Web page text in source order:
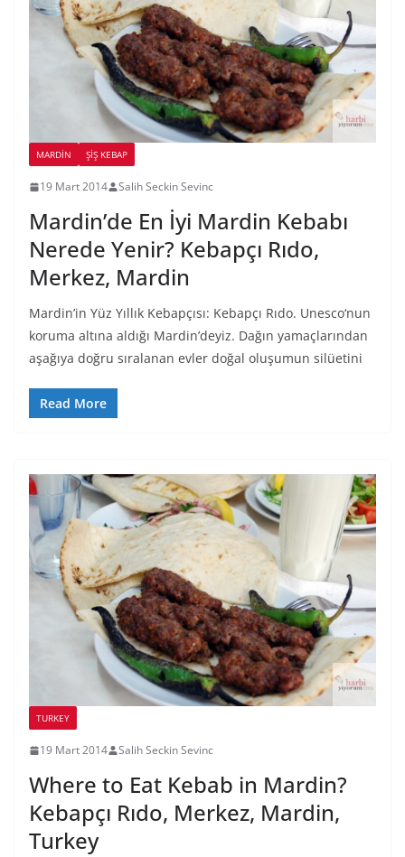
MARDIN ŞIŞ KEBAP
19 Mart 2014 Salih Seckin Sevinc
Mardin’de En İyi Mardin Kebabı
Nerede Yenir? Kebapçı Rıdo,
Merkez, Mardin
Mardin’in Yüz Yıllık Kebapçısı: Kebapçı Rıdo. Unesco‘nun
koruma altına aldığı Mardin’deyiz. Dağın yamaçlarından
aşağıya doğru sıralanan evler doğal oluşumun silüetini
Read More
TURKEY
19 Mart 2014 Salih Seckin Sevinc
Where to Eat Kebab in Mardin?
Kebapçı Rıdo, Merkez, Mardin,
Turkey